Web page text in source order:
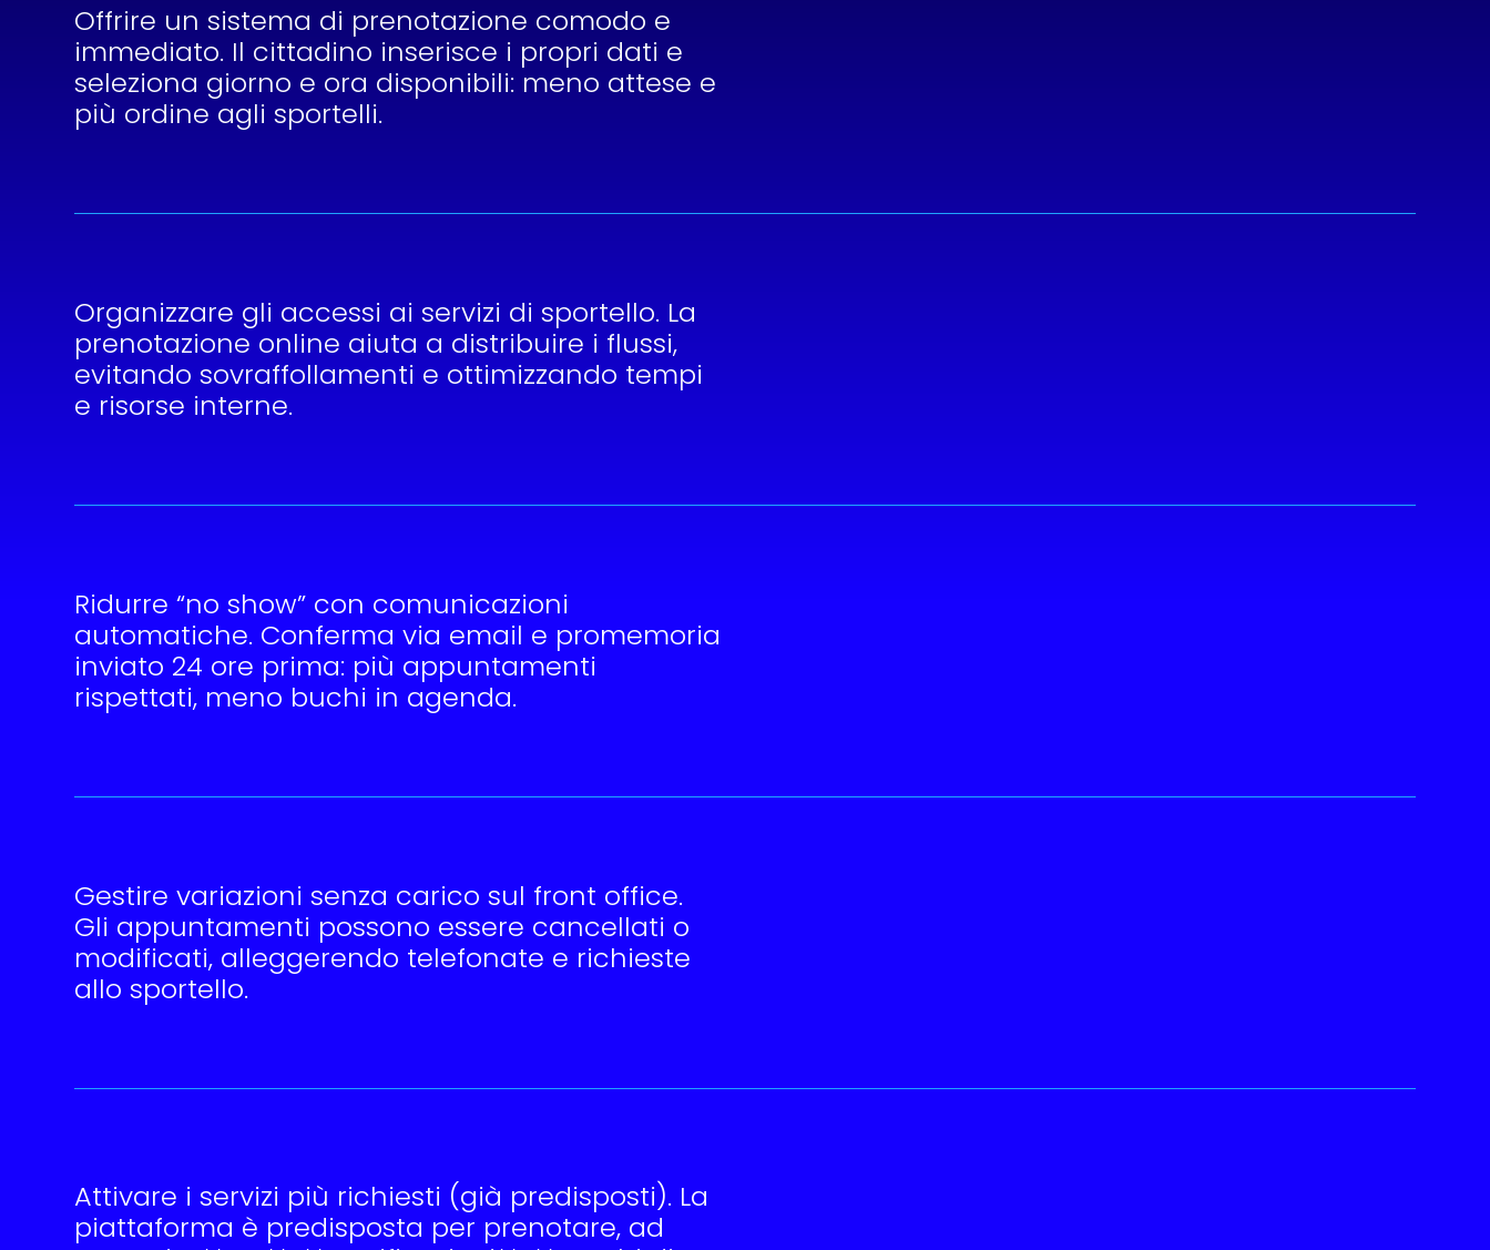
Offrire un sistema di prenotazione comodo e
immediato. Il cittadino inserisce i propri dati e
seleziona giorno e ora disponibili: meno attese e
più ordine agli sportelli.
Organizzare gli accessi ai servizi di sportello. La
prenotazione online aiuta a distribuire i flussi,
evitando sovraffollamenti e ottimizzando tempi
e risorse interne.
Ridurre “no show” con comunicazioni
automatiche. Conferma via email e promemoria
inviato 24 ore prima: più appuntamenti
rispettati, meno buchi in agenda.
Gestire variazioni senza carico sul front office.
Gli appuntamenti possono essere cancellati o
modificati, alleggerendo telefonate e richieste
allo sportello.
Attivare i servizi più richiesti (già predisposti). La
piattaforma è predisposta per prenotare, ad